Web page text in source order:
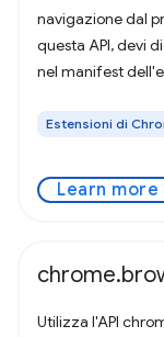
navigazione dal
questa API, devi
nel manifest
Estensioni di
Learn more
Utilizza l'API